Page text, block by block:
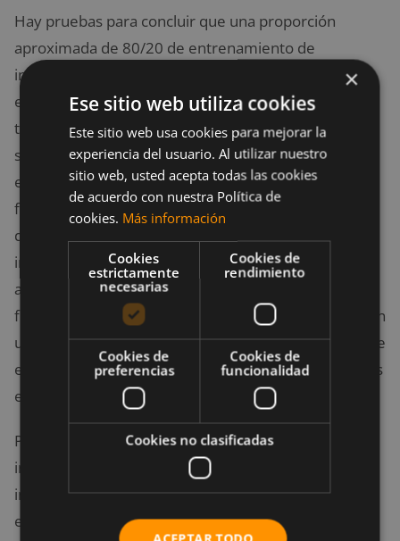
Hay pruebas para concluir que una proporción
aproximada de 80/20 de entrenamiento de
intensidad da excelentes resultados a largo plazo
entre los atletas de resistencia. Frecuentemente, el
trabajo de baja intensidad (≤2 mmol de lactato en
sangre), en el entrenamiento de larga duración es
eficaz en la estimulación de las adaptaciones
fisiológicas. La idea de un impacto fisiológico
dicotómico entre la alta intensidad y la baja
intensidad es probablemente exagerada, ya que
ambos métodos parecen generar adaptación
fisiológica y son probablemente complementarios. En
un amplio rango, los aumentos en el volumen total de
entrenamiento se correlacionan bien con las mejoras
en las variables fisiológicas y el rendimiento.
Por lo tanto, si se combina entrenamiento de baja
intensidad (80%) con entrenamiento de alta
intensidad (20%), se pueden conseguir
extraordinarias ganancias en atletas de resistencia.
×
Ese sitio web utiliza cookies
Este sitio web usa cookies para mejorar la
experiencia del usuario. Al utilizar nuestro
sitio web, usted acepta todas las cookies
de acuerdo con nuestra Política de
cookies. Más información
Cookies
estrictamente
necesarias
Cookies de
rendimiento
Cookies de
preferencias
Cookies de
funcionalidad
Cookies no clasificadas